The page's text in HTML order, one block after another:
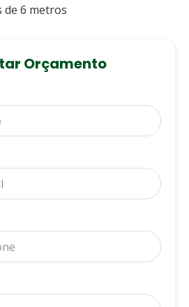
de 6 metros
Orçamento